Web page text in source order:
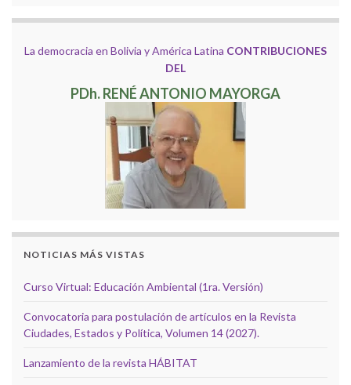
La democracia en Bolivia y América Latina CONTRIBUCIONES
DEL
PDh. RENÉ ANTONIO MAYORGA
NOTICIAS MÁS VISTAS
Curso Virtual: Educación Ambiental (1ra. Versión)
Convocatoria para postulación de artículos en la Revista
Ciudades, Estados y Política, Volumen 14 (2027).
Lanzamiento de la revista HÁBITAT